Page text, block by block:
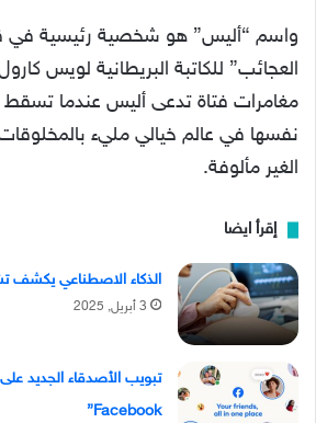
واسم “أليس” هو شخصية رئيسية في
العجائب” للكاتبة البريطانية لويس
مغامرات فتاة تدعى أليس عندما
نفسها في عالم خيالي مليء بالمخلوقات
الغير مألوفة.
إقرأ ايضا
الذكاء الاصطناعي يكشف
3 أبريل, 2025
Facebook”